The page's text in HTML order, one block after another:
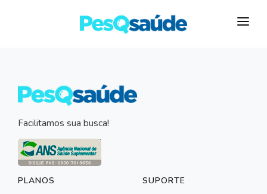
LABORATÓRIOS
BLOG
MAIS…
Facilitamos sua busca!
PLANOS SUPORTE